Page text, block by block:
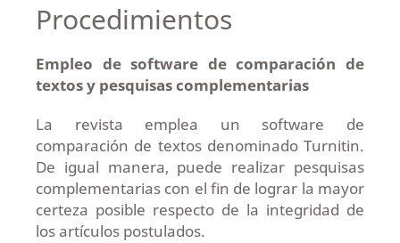
Procedimientos
Empleo de software de comparación de
textos y pesquisas complementarias
La revista emplea un software de
comparación de textos denominado Turnitin.
De igual manera, puede realizar pesquisas
complementarias con el fin de lograr la mayor
certeza posible respecto de la integridad de
los artículos postulados.